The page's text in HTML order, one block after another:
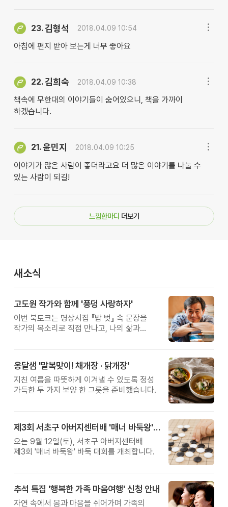
23.김형석 2018.04.09 10:54
아침에 편지 받아 보는게 너무 좋아요
22.김희숙 2018.04.09 10:38
책속에 무한대의 이야기들이 숨어있으니, 책을 가까이
하겠습니다.
21.윤민지 2018.04.09 10:25
이야기가 많은 사람이 좋더라고요 더 많은 이야기를 나눌 수
있는 사람이 되길!
느낌한마디 더보기
새소식
고도원 작가와 함께 '풍덩 사랑하자'
이번 북토크는 명상시집 『밥 벗』 속 문장을
작가의 목소리로 직접 만나고, 나의 삶과
옹달샘 '말복맞이! 채개장 · 닭개장'
지친 여름을 따뜻하게 이겨낼 수 있도록 정성
가득한 두 가지 보양 한 그릇을 준비했습니다.
제3회 서초구 아버지센터배 '매너 바둑왕' 대회
오는 9월 12일(토), 서초구 아버지센터배
제3회 '매너 바둑왕' 바둑 대회를 개최합니다.
추석 특집 '행복한 가족 마음여행' 신청 안내
자연 속에서 몸과 마음을 쉬어가며 가족의